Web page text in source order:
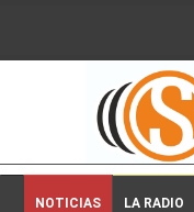
2026-08-08 01:21:24
NOTICIAS LA RADIO